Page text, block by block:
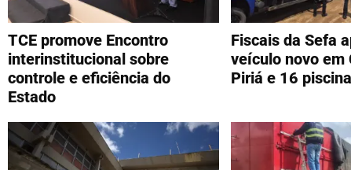
TCE promove Encontro
interinstitucional sobre
controle e eficiência do
Estado
Fiscais da Sefa
veículo novo em
Piriá e 16